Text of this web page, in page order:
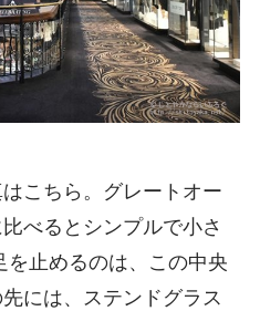
こちら。グレートオー
べるとシンプルで小さ
を止めるのは、この中央
には、ステンドグラス